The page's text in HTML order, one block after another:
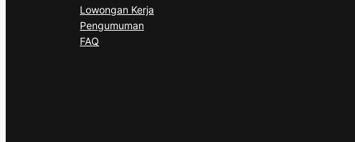
Lowongan Kerja
Pengumuman
FAQ